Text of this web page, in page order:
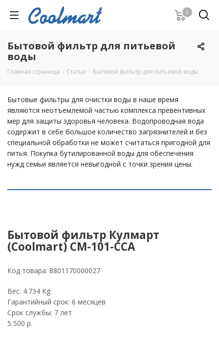
0
Бытовой фильтр для питьевой
воды
Главная страница - Статьи - Бытовой фильтр для питьевой воды
Бытовые фильтры для очистки воды в наше время
являются неотъемлемой частью комплекса превентивных
мер для защиты здоровья человека. Водопроводная вода
содержит в себе большое количество загрязнителей и без
специальной обработки не может считаться пригодной для
питья. Покупка бутилированной воды для обеспечения
нужд семьи является невыгодной с точки зрения цены.
Бытовой фильтр Кулмарт
(Coolmart) СМ-101-CCA
Код товара: 8801170000027
Вес: 4.734 Kg
Гарантийный срок: 6 месяцев
Срок службы: 7 лет
5 500 p.